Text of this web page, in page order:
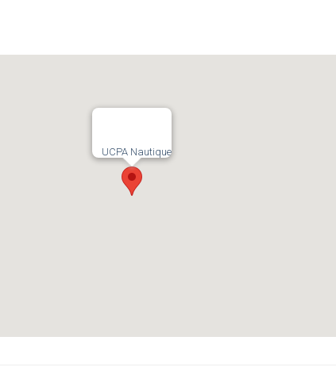
UCPA Nautique